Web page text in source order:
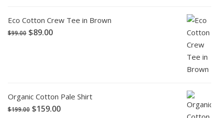
Eco Cotton Crew Tee in Brown
$99.00 $89.00
Organic Cotton Pale Shirt
$199.00 $159.00